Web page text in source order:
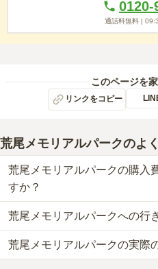
0120-
通話料無料 |
このページを
リンクをコピー
荒尾メモリアルパークのよ
荒尾メモリアルパークの購入
すか？
荒尾メモリアルパークでは、一般
ます。
なお、荒尾メモリアルパークがあ
万円（墓石代別途）です。
荒尾メモリアルパークへの行
公共交通機関の場合、鹿児島本線
または徒歩約19分です。
荒尾メモリアルパークの実際